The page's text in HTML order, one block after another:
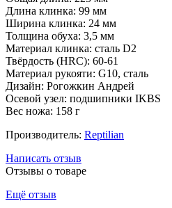
Длина клинка: 99 мм
Ширина клинка: 24 мм
Толщина обуха: 3,5 мм
Материал клинка: сталь D2
Твёрдость (HRC): 60-61
Материал рукояти: G10, сталь
Дизайн: Рогожкин Андрей
Осевой узел: подшипники IKBS
Вес ножа: 158 г
Производитель: Reptilian
Написать отзыв
Отзывы о товаре
Ещё отзыв